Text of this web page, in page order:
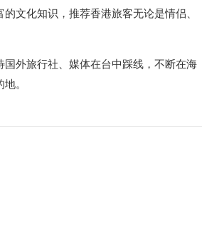
文化知识，推荐香港旅客无论是情侣、
外旅行社、媒体在台中踩线，不断在海
。